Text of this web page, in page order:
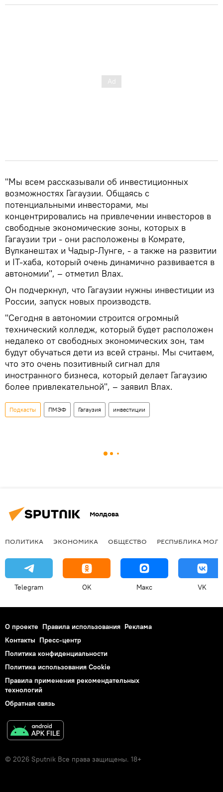
"Мы всем рассказывали об инвестиционных
возможностях Гагаузии. Общаясь с
потенциальными инвесторами, мы
концентрировались на привлечении инвесторов в
свободные экономические зоны, которых в
Гагаузии три - они расположены в Комрате,
Вулканештах и Чадыр-Лунге, - а также на развитии
и IT-хаба, который очень динамично развивается в
автономии", – отметил Влах.
Он подчеркнул, что Гагаузии нужны инвестиции из
России, запуск новых производств.
"Сегодня в автономии строится огромный
технический колледж, который будет расположен
недалеко от свободных экономических зон, там
будут обучаться дети из всей страны. Мы считаем,
что это очень позитивный сигнал для
иностранного бизнеса, который делает Гагаузию
более привлекательной", – заявил Влах.
Подкасты ПМЭФ Гагаузия инвестиции
Молдова
ПОЛИТИКА ЭКОНОМИКА ОБЩЕСТВО РЕСПУБЛИКА
Telegram OK Макс VK
О проекте Правила использования Реклама
Контакты Пресс-центр
Политика конфиденциальности
Политика использования Cookie
Правила применения рекомендательных
технологий
Обратная связь
© 2026 Sputnik Все права защищены. 18+